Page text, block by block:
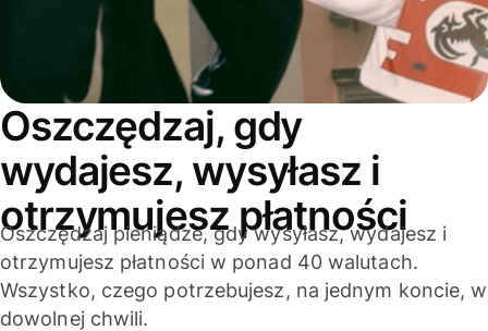
Oszczędzaj, gdy
wydajesz, wysyłasz i
otrzymujesz płatności
Oszczędzaj pieniądze, gdy wysyłasz, wydajesz i
otrzymujesz płatności w ponad 40 walutach.
Wszystko, czego potrzebujesz, na jednym koncie, w
dowolnej chwili.